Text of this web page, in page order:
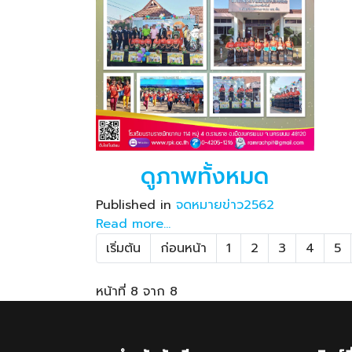
ดูภาพทั้งหมด
Published in จดหมายข่าว2562
Read more...
เริ่มต้น
ก่อนหน้า 1 2 3 4 5
หน้าที่ 8 จาก 8